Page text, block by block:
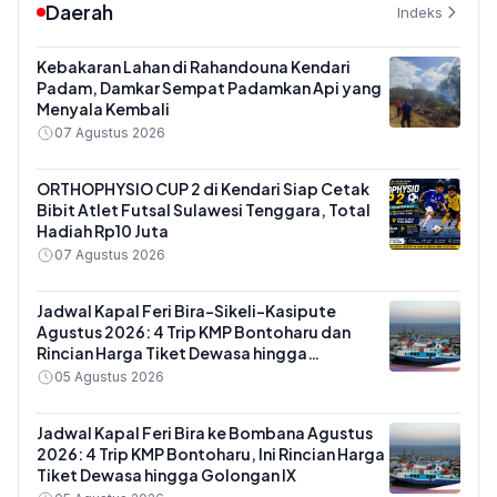
Daerah Indeks
Kebakaran Lahan di Rahandouna Kendari
Padam, Damkar Sempat Padamkan Api yang
Menyala Kembali
07 Agustus 2026
ORTHOPHYSIO CUP 2 di Kendari Siap Cetak
Bibit Atlet Futsal Sulawesi Tenggara, Total
Hadiah Rp10 Juta
07 Agustus 2026
Jadwal Kapal Feri Bira-Sikeli-Kasipute
Agustus 2026: 4 Trip KMP Bontoharu dan
Rincian Harga Tiket Dewasa hingga
Kendaraan Golongan IX
05 Agustus 2026
Jadwal Kapal Feri Bira ke Bombana Agustus
2026: 4 Trip KMP Bontoharu, Ini Rincian Harga
Tiket Dewasa hingga Golongan IX